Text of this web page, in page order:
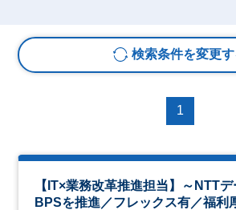
検索条件を変更す
1
【IT×業務改革推進担当】～NTT
BPSを推進／フレックス有／福利